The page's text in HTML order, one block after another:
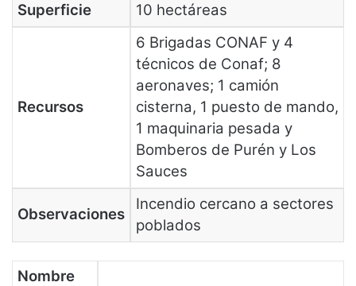
Superficie
10 hectáreas
Recursos
6 Brigadas CONAF y 4
técnicos de Conaf; 8
aeronaves; 1 camión
cisterna, 1 puesto de mando,
1 maquinaria pesada y
Bomberos de Purén y Los
Sauces
Observaciones
Incendio cercano a sectores
poblados
Nombre